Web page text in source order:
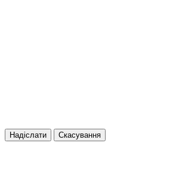
Надіслати Скасування